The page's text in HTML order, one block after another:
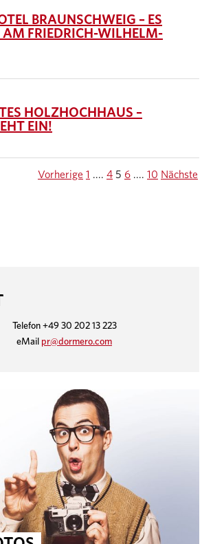
BRAUNSCHWEIG – ES
FRIEDRICH-WILHELM-
HOLZHOCHHAUS –
EIN!
Vorherige 1 .... 4 5 6 .... 10 Nächste
Telefon +49 30 202 13 223
eMail pr@dormero.com